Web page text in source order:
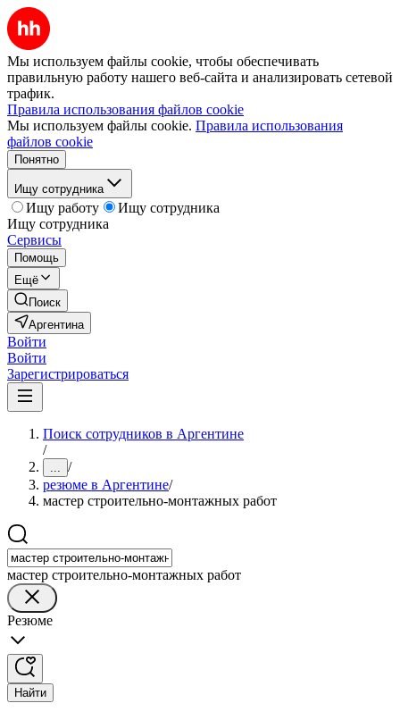
Мы используем файлы cookie, чтобы обеспечивать
правильную работу нашего веб-сайта и анализировать сетевой
трафик.
Правила использования файлов cookie
Мы используем файлы cookie. Правила использования
файлов cookie
Понятно
Ищу сотрудника
Ищу работу
Ищу сотрудника
Ищу сотрудника
Сервисы
Помощь
Ещё
Поиск
Аргентина
Войти
Войти
Зарегистрироваться
Поиск сотрудников в Аргентине
/
... /
резюме в Аргентине/
мастер строительно-монтажных работ
мастер строительно-монтажных работ
Резюме
Найти